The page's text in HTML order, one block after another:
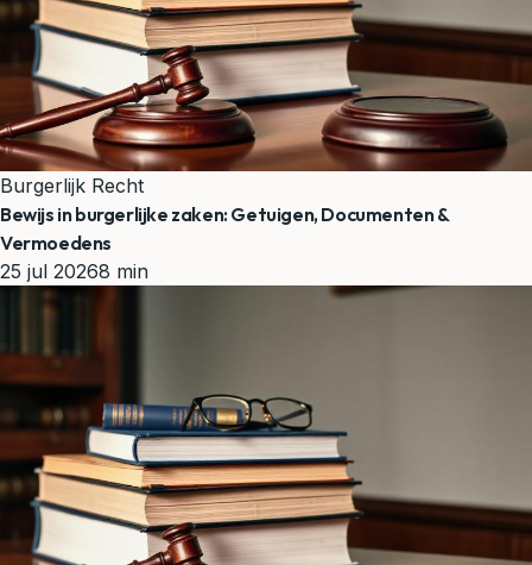
Burgerlijk Recht
Bewijs in burgerlijke zaken: Getuigen, Documenten &
Vermoedens
25 jul 20268 min